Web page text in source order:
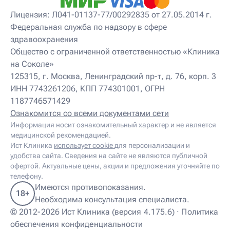
Детский нейропсихолог
Детский нутрициолог
Детский ортопед
Детский остеопат
Детский отоневролог
Детский подиатр
Детский психолог
Детский психотерапевт
Детский реабилитолог
Детский ревматолог
Детский рефлексотерапевт
Детский сомнолог
Детский спортивный врач
Детский травматолог
Детский травматолог-ортопед
Детский физиотерапевт
Детский эндокринолог
Диабетолог
Диетолог
И
Иглорефлексотерапевт
Лицензия: Л041-01137-77/00292835 от 27.05.2014 г.
Федеральная служба по надзору в сфере
здравоохранения
Общество с ограниченной ответственностью «Клиника
на Соколе»
125315, г. Москва, Ленинградский пр-т, д. 76, корп. 3
ИНН 7743261206, КПП 774301001, ОГРН
1187746571429
Ознакомится со всеми документами сети
Информация носит ознакомительный характер и не является
медицинской рекомендацией.
Ист Клиника использует cookie для персонализации и
удобства сайта. Сведения на сайте не являются публичной
офертой. Актуальные цены, акции и предложения уточняйте по
телефону.
© 2012-2026 Ист Клиника (версия 4.175.6) · Политика
обеспечения конфиденциальности
Имеются противопоказания.
Необходима консультация специалиста.
18+